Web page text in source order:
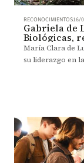
RECONOCIMIENTOS16/
Gabriela de
Biológicas,
National
María Clara de
su liderazgo en